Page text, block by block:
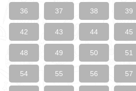
36 37 38 39
42 43 44 45
48 49 50 51
54 55 56 57